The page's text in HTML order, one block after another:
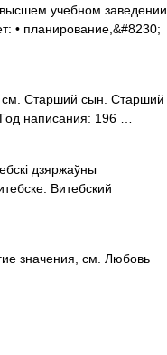
учебном заведении
• планирование,&#8230;
см. Старший сын. Старший
написания: 196 …
дзяржаўны
Витебский
значения, см. Любовь